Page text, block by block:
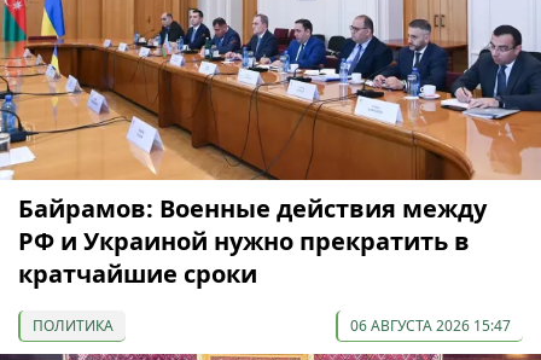
Байрамов: Военные действия между
РФ и Украиной нужно прекратить в
кратчайшие сроки
ПОЛИТИКА 06 АВГУСТА 2026 15:47